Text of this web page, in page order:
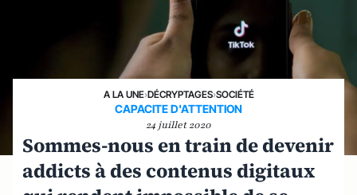
A LA UNE›DÉCRYPTAGES›SOCIÉTÉ
CAPACITE D'ATTENTION
24 juillet 2020
Sommes-nous en train de devenir
addicts à des contenus digitaux